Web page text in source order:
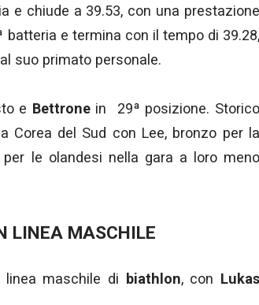
e chiude a 39.53, con una prestazione
batteria e termina con il tempo di
suo primato personale.
e Bettronein 29ª posizione.
Corea del Sud con Lee, bronzo per la
per le olandesi nella gara a loro meno
LINEA MASCHILE
maschile di biathlon, con